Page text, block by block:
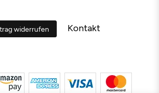
widerrufen Kontakt